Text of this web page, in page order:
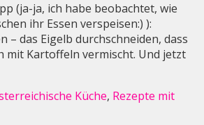
(ja-ja, ich habe beobachtet, wie
ihr Essen verspeisen:) ):
– das Eigelb durchschneiden, dass
mit Kartoffeln vermischt. Und jetzt
Küche, Rezepte mit